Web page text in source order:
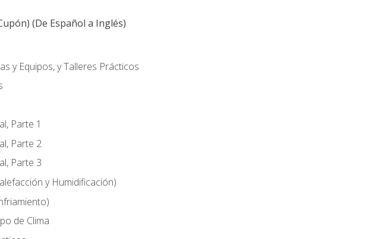
(De Español a Inglés)
y Equipos, y Talleres Prácticos
Parte 1
Parte 2
Parte 3
y Humidificación)
de Clima